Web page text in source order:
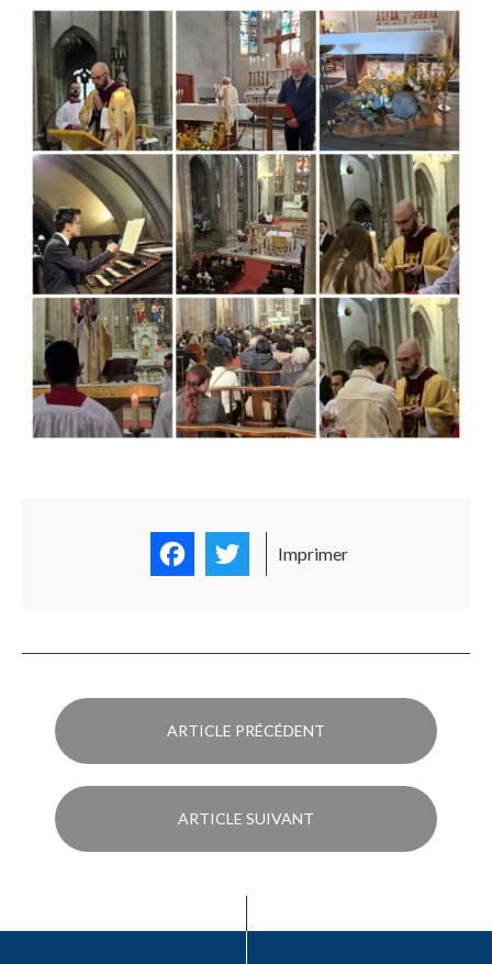
FacebookTwitter
Imprimer
ARTICLE PRÉCÉDENT
ARTICLE SUIVANT